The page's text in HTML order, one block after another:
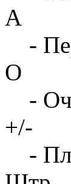
А
-
О
-
+/-
-